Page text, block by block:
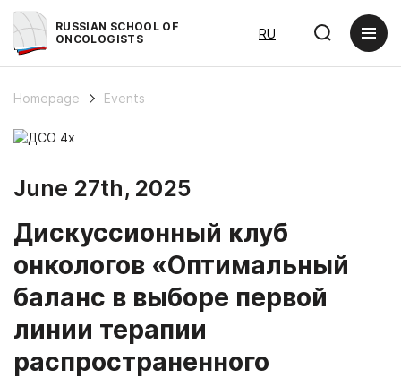
RUSSIAN SCHOOL OF
ONCOLOGISTS
RU
Homepage Events
June 27th, 2025
Дискуссионный клуб
онкологов «Оптимальный
баланс в выборе первой
линии терапии
распространенного